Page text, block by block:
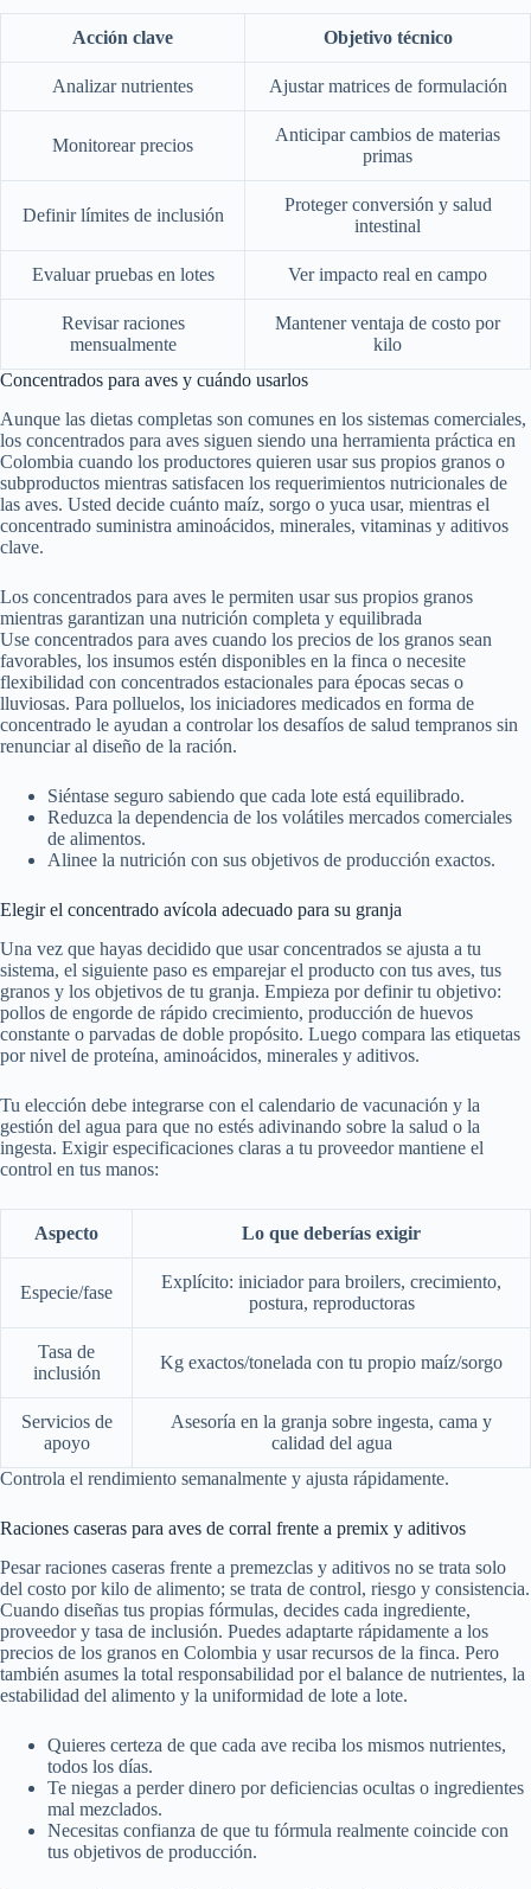
Acción clave Objetivo técnico
Analizar nutrientes Ajustar matrices de formulación
Monitorear precios
Anticipar cambios de materias
primas
Definir límites de inclusión
Proteger conversión y salud
intestinal
Evaluar pruebas en lotes Ver impacto real en campo
Revisar raciones
mensualmente
Mantener ventaja de costo por
kilo
Concentrados para aves y cuándo usarlos
Aunque las dietas completas son comunes en los sistemas comerciales,
los concentrados para aves siguen siendo una herramienta práctica en
Colombia cuando los productores quieren usar sus propios granos o
subproductos mientras satisfacen los requerimientos nutricionales de
las aves. Usted decide cuánto maíz, sorgo o yuca usar, mientras el
concentrado suministra aminoácidos, minerales, vitaminas y aditivos
clave.
Los concentrados para aves le permiten usar sus propios granos
mientras garantizan una nutrición completa y equilibrada
Use concentrados para aves cuando los precios de los granos sean
favorables, los insumos estén disponibles en la finca o necesite
flexibilidad con concentrados estacionales para épocas secas o
lluviosas. Para polluelos, los iniciadores medicados en forma de
concentrado le ayudan a controlar los desafíos de salud tempranos sin
renunciar al diseño de la ración.
Siéntase seguro sabiendo que cada lote está equilibrado.
Reduzca la dependencia de los volátiles mercados comerciales
de alimentos.
Alinee la nutrición con sus objetivos de producción exactos.
Elegir el concentrado avícola adecuado para su granja
Una vez que hayas decidido que usar concentrados se ajusta a tu
sistema, el siguiente paso es emparejar el producto con tus aves, tus
granos y los objetivos de tu granja. Empieza por definir tu objetivo:
pollos de engorde de rápido crecimiento, producción de huevos
constante o parvadas de doble propósito. Luego compara las etiquetas
por nivel de proteína, aminoácidos, minerales y aditivos.
Tu elección debe integrarse con el calendario de vacunación y la
gestión del agua para que no estés adivinando sobre la salud o la
ingesta. Exigir especificaciones claras a tu proveedor mantiene el
control en tus manos:
Aspecto Lo que deberías exigir
Especie/fase
Explícito: iniciador para broilers, crecimiento,
postura, reproductoras
Tasa de
inclusión
Kg exactos/tonelada con tu propio maíz/sorgo
Servicios de
apoyo
Asesoría en la granja sobre ingesta, cama y
calidad del agua
Controla el rendimiento semanalmente y ajusta rápidamente.
Raciones caseras para aves de corral frente a premix y aditivos
Pesar raciones caseras frente a premezclas y aditivos no se trata solo
del costo por kilo de alimento; se trata de control, riesgo y consistencia.
Cuando diseñas tus propias fórmulas, decides cada ingrediente,
proveedor y tasa de inclusión. Puedes adaptarte rápidamente a los
precios de los granos en Colombia y usar recursos de la finca. Pero
también asumes la total responsabilidad por el balance de nutrientes, la
estabilidad del alimento y la uniformidad de lote a lote.
Quieres certeza de que cada ave reciba los mismos nutrientes,
todos los días.
Te niegas a perder dinero por deficiencias ocultas o ingredientes
mal mezclados.
Necesitas confianza de que tu fórmula realmente coincide con
tus objetivos de producción.